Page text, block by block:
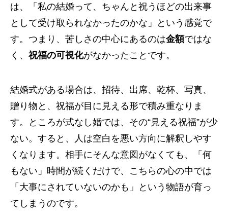
は、「私の結婚って、ちゃんと祝うほどの出来事
として受け取られなかったのかな」という感覚で
す。つまり、苦しさの中心にあるのは金額ではな
く、 祝福の可視化がなかったことです。
結婚式がある場合は、招待、出席、乾杯、写真、
贈り物と、祝福が目に見える形で積み重なりま
す。ところが式なし婚では、その“見える祝福”が少
ない。すると、人は空白を悪い方向に解釈しやす
くなります。相手にそんな意図がなくても、「何
もない」時間が続くだけで、こちらの心の中では
「大事にされていないのかも」という物語が育っ
てしまうのです。